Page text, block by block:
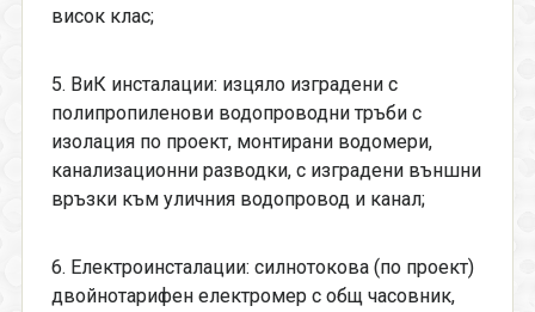
висок клас;
5. ВиК инсталации: изцяло изградени с
полипропиленови водопроводни тръби с
изолация по проект, монтирани водомери,
канализационни разводки, с изградени външни
връзки към уличния водопровод и канал;
6. Електроинсталации: силнотокова (по проект)
двойнотарифен електромер с общ часовник,